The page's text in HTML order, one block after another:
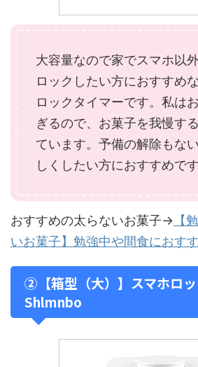
大容量なので家でスマホ以
ロックしたい方におすすめ
ロックタイマーです。私は
ぎるので、お菓子を我慢す
ています。予備の解除もな
しくしたい方におすすめです
おすすめの太らないお菓子→ 【
いお菓子】勉強中や間食におす
②【箱型（大）】スマホロ
Shlmnbo